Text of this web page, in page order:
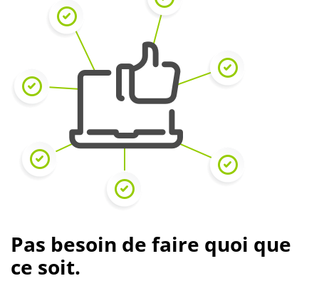
Pas besoin de faire quoi que
ce soit.